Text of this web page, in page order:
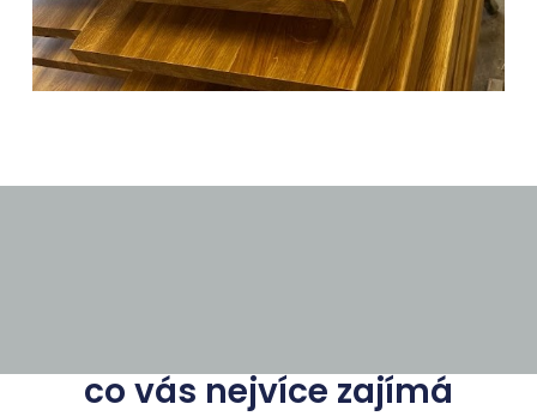
co vás nejvíce zajímá